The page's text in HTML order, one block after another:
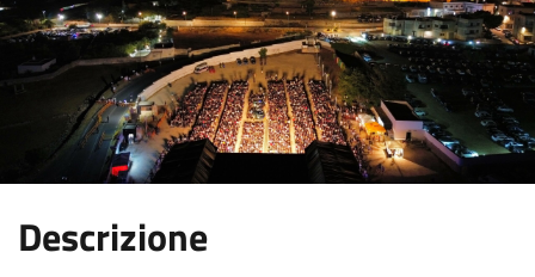
Descrizione: